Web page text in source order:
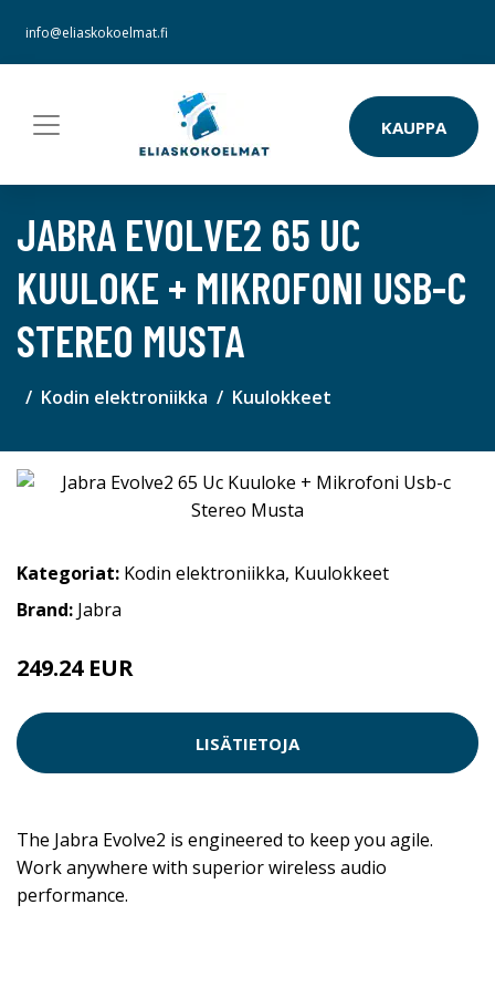
info@eliaskokoelmat.fi
KAUPPA
JABRA EVOLVE2 65 UC
KUULOKE + MIKROFONI USB-C
STEREO MUSTA
Kodin elektroniikka Kuulokkeet
Kategoriat: Kodin elektroniikka, Kuulokkeet
Brand: Jabra
249.24 EUR
LISÄTIETOJA
The Jabra Evolve2 is engineered to keep you agile.
Work anywhere with superior wireless audio
performance.